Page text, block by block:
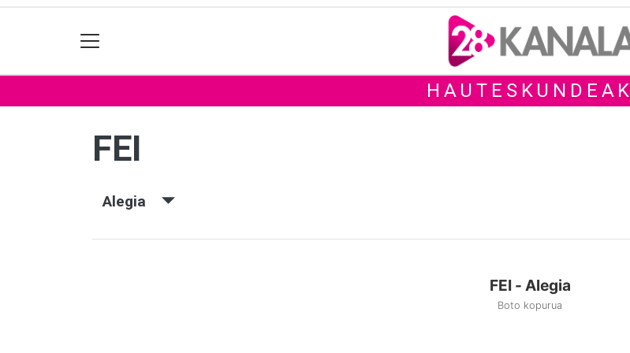
HAUTESKUNDEAK
FEI
Alegia
FEI - Alegia
Boto kopurua